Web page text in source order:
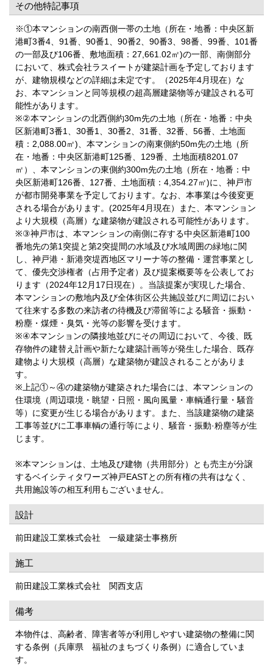
その他特記事項
※①本マンションの南西側一帯の土地（所在・地番：中央区新
港町3番4、91番、90番1、90番2、90番3、98番、99番、101番
の一部及び106番、敷地面積：27,661.02㎡)の一部、南側部分
において、株式会社ラスイートが建築計画を予定しております
が、建物規模などの詳細は未定です。（2025年4月現在）な
お、本マンションと同等規模の超高層建築物等が建設される可
能性があります。
※②本マンションの北西側約30m先の土地（所在・地番：中央
区新港町3番1、30番1、30番2、31番、32番、56番、土地面
積：2,088.00㎡)、本マンションの南東側約50m先の土地（所
在・地番：中央区新港町125番、129番、土地面積8201.07
㎡）、本マンションの東側約300m先の土地（所在・地番：中
央区新港町126番、127番、土地面積：4,354.27㎡)に、神戸市
が都市開発事業を予定しております。なお、本事業は今後変更
される場合があります。(2025年4月現在）また、本マンション
より大規模（高層）な建築物が建設される可能性があります。
※③神戸市は、本マンションの南側に存する中央区新港町100
番地先の第1突提と第2突提間の水域及び水域周囲の緑地に関
し、神戸港・新港突堤西地区マリーナ等の整備・運営事業とし
て、優先交渉権者（占用予定者）及び提案概要等を公表してお
ります（2024年12月17日現在）。当該提案が実現した場合、
本マンションの敷地内及び全体街区公共施設並びに周辺におい
て往来する多数の来訪者の待機及び滞留等による騒音・振動・
粉塵・煤煙・臭気・光等の影響を受けます。
※④本マンションの隣接地並びにその周辺において、今後、既
存物件の建替え計画や新たな建築計画等が発生した場合、既存
建物より大規模（高層）な建築物が建設されることがありま
す。
※上記①～④の建築物が建築された場合には、本マンションの
住環境（周辺環境・眺望・日照・風向風量・車輌通行量・騒音
等）に変更が生じる場合があります。また、当該建築物の建築
工事等並びに工事車輌の通行等により、騒音・振動·粉塵等が生
じます。
※本マンションは、土地及び建物（共用部分）とも売主が分譲
するベイシティタワーズ神戸EASTとの所有権の共有はなく、
共用施設等の相互利用もございません。
設計
前田建設工業株式会社 一級建築士事務所
施工
前田建設工業株式会社 関西支店
備考
本物件は、高齢者、障害者等が利用しやすい建築物の整備に関
する条例（兵庫県 福祉のまちづくり条例）に適合していま
す。